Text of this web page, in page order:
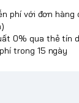
phí với đơn
0% qua thẻ tín
trong 15 ngày